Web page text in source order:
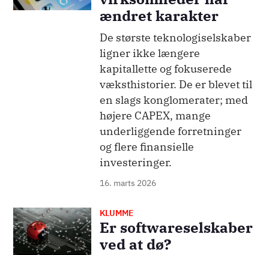
ændret karakter
De største teknologiselskaber
ligner ikke længere
kapitallette og fokuserede
væksthistorier. De er blevet til
en slags konglomerater; med
højere CAPEX, mange
underliggende forretninger
og flere finansielle
investeringer.
16. marts 2026
Billede KLUMME
Er softwareselskaber
ved at dø?